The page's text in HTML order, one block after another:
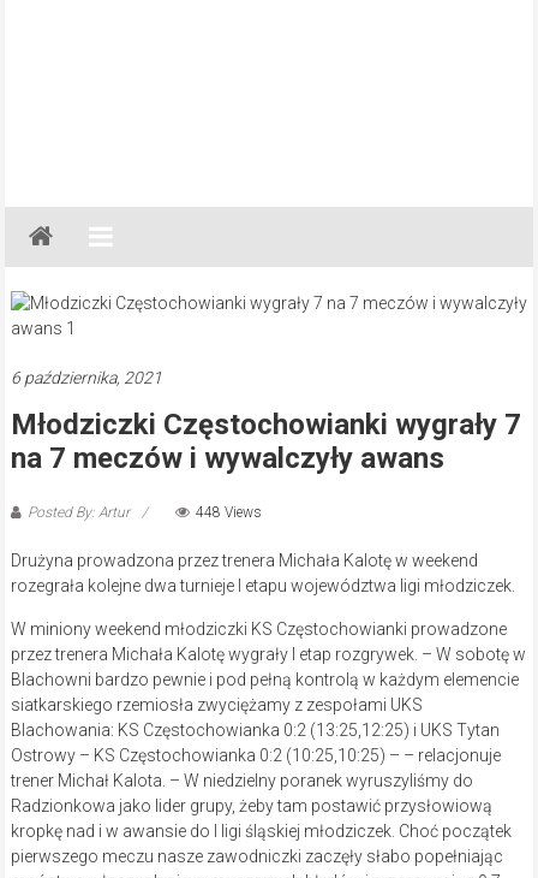
Gazeta
Regionalna
Częstochowa,
Kłobuck,
Myszków
6 października, 2021
Młodziczki Częstochowianki wygrały 7
na 7 meczów i wywalczyły awans
Posted By: Artur 448 Views
Drużyna prowadzona przez trenera Michała Kalotę w weekend
rozegrała kolejne dwa turnieje I etapu województwa ligi młodziczek.
W miniony weekend młodziczki KS Częstochowianki prowadzone
przez trenera Michała Kalotę wygrały I etap rozgrywek. – W sobotę w
Blachowni bardzo pewnie i pod pełną kontrolą w każdym elemencie
siatkarskiego rzemiosła zwyciężamy z zespołami UKS
Blachowania: KS Częstochowianka 0:2 (13:25,12:25) i UKS Tytan
Ostrowy – KS Częstochowianka 0:2 (10:25,10:25) – – relacjonuje
trener Michał Kalota. – W niedzielny poranek wyruszyliśmy do
Radzionkowa jako lider grupy, żeby tam postawić przysłowiową
kropkę nad i w awansie do I ligi śląskiej młodziczek. Choć początek
pierwszego meczu nasze zawodniczki zaczęły słabo popełniając